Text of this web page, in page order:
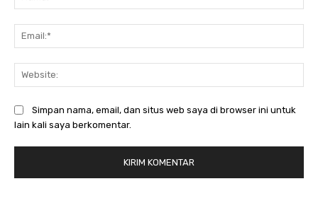
Simpan nama, email, dan situs web saya di browser ini untuk
lain kali saya berkomentar.